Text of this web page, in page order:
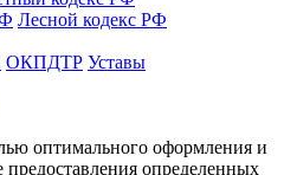
Лесной кодекс РФ
ОКПДТР Уставы
оптимального оформления и
предоставления определенных